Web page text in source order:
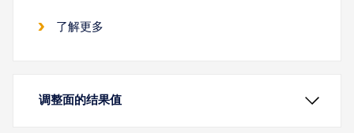
了解更多
调整面的结果值